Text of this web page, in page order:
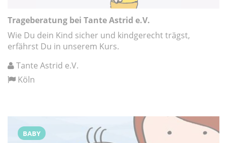
Trageberatung bei Tante Astrid e.V.
Wie Du dein Kind sicher und kindgerecht trägst,
erfährst Du in unserem Kurs.
Tante Astrid e.V.
Köln
BABY